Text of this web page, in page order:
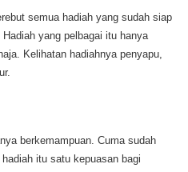
semua hadiah yang sudah siap
yang pelbagai itu hanya
Kelihatan hadiahnya penyapu,
berkemampuan. Cuma sudah
itu satu kepuasan bagi